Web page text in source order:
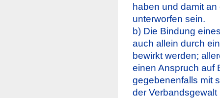
haben und damit
unterworfen sein.
b) Die Bindung
auch allein durch
bewirkt werden;
einen Anspruch auf
gegebenenfalls mit
der